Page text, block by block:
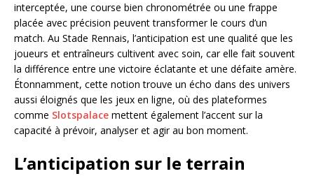
interceptée, une course bien chronométrée ou une frappe
placée avec précision peuvent transformer le cours d’un
match. Au Stade Rennais, l’anticipation est une qualité que les
joueurs et entraîneurs cultivent avec soin, car elle fait souvent
la différence entre une victoire éclatante et une défaite amère.
Étonnamment, cette notion trouve un écho dans des univers
aussi éloignés que les jeux en ligne, où des plateformes
comme Slotspalace mettent également l’accent sur la
capacité à prévoir, analyser et agir au bon moment.
L’anticipation sur le terrain